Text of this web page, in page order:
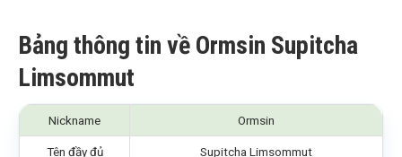
Bảng thông tin về Ormsin Supitcha
Limsommut
Nickname Ormsin
Tên đầy đủ
Supitcha Limsommut